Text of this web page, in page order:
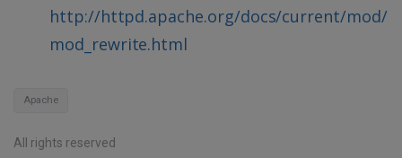
http://httpd.apache.org/docs/current/mod/
mod_rewrite.html
Apache
All rights reserved